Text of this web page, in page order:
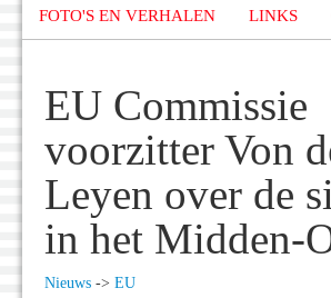
FOTO'S EN VERHALEN LINKS
EU Commissie
voorzitter Von
Leyen over de
in het Midden-
Nieuws -> EU